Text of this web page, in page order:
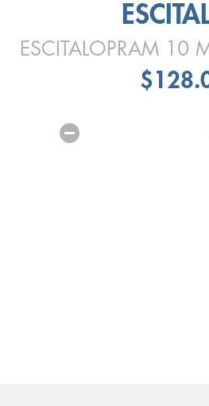
ESCITALOPRAM 10